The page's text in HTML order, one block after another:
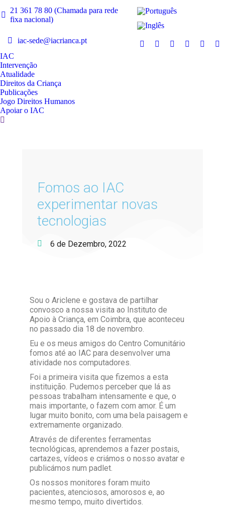
21 361 78 80 (Chamada para rede
fixa nacional)
iac-sede@iacrianca.pt
IAC
Intervenção
Atualidade
Direitos da Criança
Publicações
Jogo Direitos Humanos
Apoiar o IAC
Fomos ao IAC
experimentar novas
tecnologias
6 de Dezembro, 2022
Sou o Ariclene e gostava de partilhar
convosco a nossa visita ao Instituto de
Apoio à Criança, em Coimbra, que aconteceu
no passado dia 18 de novembro.
Eu e os meus amigos do Centro Comunitário
fomos até ao IAC para desenvolver uma
atividade nos computadores.
Foi a primeira visita que fizemos a esta
instituição. Pudemos perceber que lá as
pessoas trabalham intensamente e que, o
mais importante, o fazem com amor. É um
lugar muito bonito, com uma bela paisagem e
extremamente organizado.
Através de diferentes ferramentas
tecnológicas, aprendemos a fazer postais,
cartazes, vídeos e criámos o nosso avatar e
publicámos num padlet.
Os nossos monitores foram muito
pacientes, atenciosos, amorosos e, ao
mesmo tempo, muito divertidos.